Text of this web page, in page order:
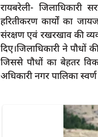
रायबरेली- जिलाधिकारी
हरितीकरण कार्यों का
संरक्षण एवं रखरखाव की
दिए।जिलाधिकारी ने पौधों
जिससे पौधों का बेहतर
अधिकारी नगर पालिका